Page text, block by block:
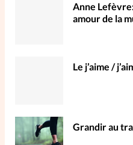
Anne
amour de la
Le j’aime /
Grandir au